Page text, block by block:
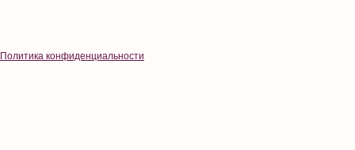
Политика конфиденциальности